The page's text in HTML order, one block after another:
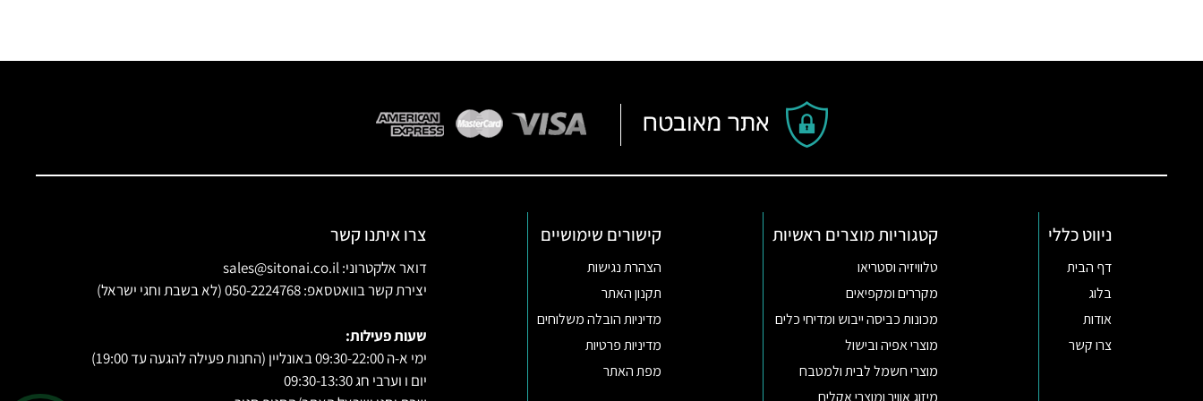
ניווט כללי
דף הבית
בלוג
אודות
צרו קשר
קטגוריות מוצרים ראשיות
טלוויזיה וסטריאו
מקררים ומקפיאים
מכונות כביסה ייבוש ומדיחי כלים
מוצרי אפיה ובישול
מוצרי חשמל לבית ולמטבח
מיזוג אוויר ומוצרי אקלים
קישורים שימושיים
הצהרת נגישות
תקנון האתר
מדיניות הובלה משלוחים
מדיניות פרטיות
מפת האתר
צרו איתנו קשר
דואר אלקטרוני: sales@sitonai.co.il
יצירת קשר בוואטסאפ: 050-2224768 (לא בשבת וחגי ישראל)
שעות פעילות:
ימי א-ה 09:30-22:00 באונליין (החנות פעילה להגעה עד 19:00)
יום ו וערבי חג 09:30-13:30